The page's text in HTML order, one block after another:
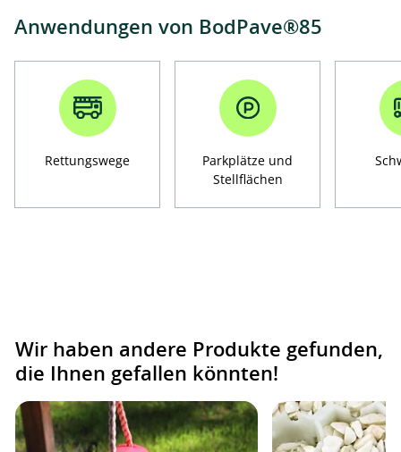
Anwendungen von BodPave®85
Rettungswege
Parkplätze und
Stellflächen
Wir haben andere Produkte gefunden,
die Ihnen gefallen könnten!